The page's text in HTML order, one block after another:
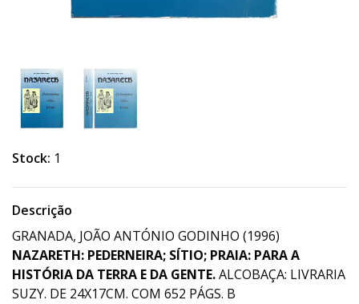
Stock: 1
Descrição
GRANADA, JOÃO ANTÓNIO GODINHO (1996)
NAZARETH: PEDERNEIRA; SÍTIO; PRAIA: PARA A
HISTÓRIA DA TERRA E DA GENTE.ALCOBAÇA: LIVRARIA
SUZY. DE 24X17CM. COM 652 PÁGS. B